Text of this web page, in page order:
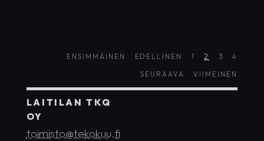
ENSIMMÄINEN EDELLINEN 1 2 3
4
SEURAAVA
VIIMEINEN
LAITILAN TKQ
OY
toimisto@tekokuu.fi